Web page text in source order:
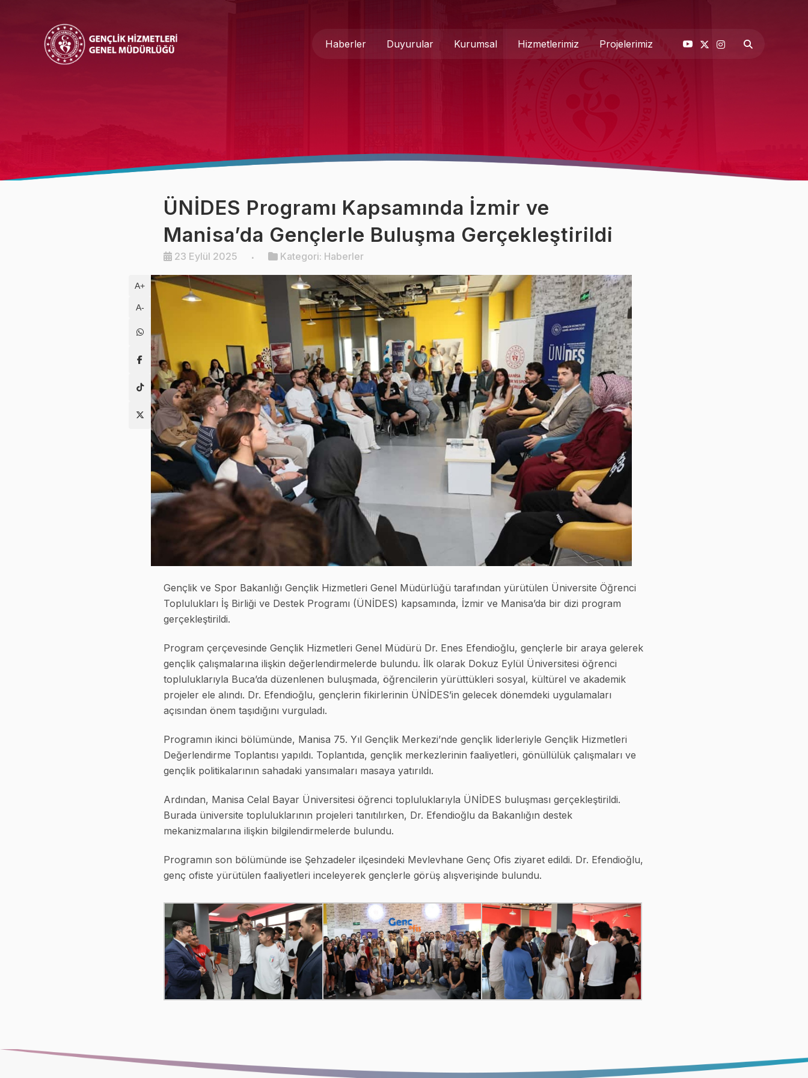
Haberler Duyurular Kurumsal
Kurumsal Kimlik
Hizmetlerimiz Projelerimiz
ÜNİDES Programı Kapsamında İzmir ve
Manisa’da Gençlerle Buluşma Gerçekleştirildi
23 Eylül 2025 Kategori: Haberler
A+
A-
Gençlik ve Spor Bakanlığı Gençlik Hizmetleri Genel Müdürlüğü tarafından yürütülen Üniversite Öğrenci
Toplulukları İş Birliği ve Destek Programı (ÜNİDES) kapsamında, İzmir ve Manisa’da bir dizi program
gerçekleştirildi.
Program çerçevesinde Gençlik Hizmetleri Genel Müdürü Dr. Enes Efendioğlu, gençlerle bir araya gelerek
gençlik çalışmalarına ilişkin değerlendirmelerde bulundu. İlk olarak Dokuz Eylül Üniversitesi öğrenci
topluluklarıyla Buca’da düzenlenen buluşmada, öğrencilerin yürüttükleri sosyal, kültürel ve akademik
projeler ele alındı. Dr. Efendioğlu, gençlerin fikirlerinin ÜNİDES’in gelecek dönemdeki uygulamaları
açısından önem taşıdığını vurguladı.
Programın ikinci bölümünde, Manisa 75. Yıl Gençlik Merkezi’nde gençlik liderleriyle Gençlik Hizmetleri
Değerlendirme Toplantısı yapıldı. Toplantıda, gençlik merkezlerinin faaliyetleri, gönüllülük çalışmaları ve
gençlik politikalarının sahadaki yansımaları masaya yatırıldı.
Ardından, Manisa Celal Bayar Üniversitesi öğrenci topluluklarıyla ÜNİDES buluşması gerçekleştirildi.
Burada üniversite topluluklarının projeleri tanıtılırken, Dr. Efendioğlu da Bakanlığın destek
mekanizmalarına ilişkin bilgilendirmelerde bulundu.
Programın son bölümünde ise Şehzadeler ilçesindeki Mevlevhane Genç Ofis ziyaret edildi. Dr. Efendioğlu,
genç ofiste yürütülen faaliyetleri inceleyerek gençlerle görüş alışverişinde bulundu.